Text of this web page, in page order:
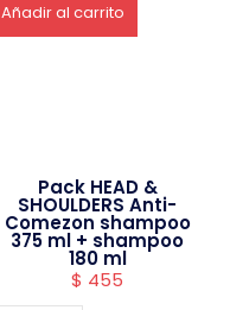
Añadir al carrito
Pack HEAD &
SHOULDERS Anti-
Comezon shampoo
375 ml + shampoo
180 ml
$ 455